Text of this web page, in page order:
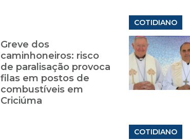
Greve dos
caminhoneiros: risco
de paralisação provoca
filas em postos de
combustíveis em
Criciúma
COTIDIANO
COTIDIANO